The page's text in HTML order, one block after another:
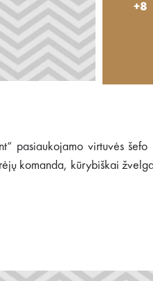
+8
pasiaukojamo virtuvės šefo
komanda, kūrybiškai